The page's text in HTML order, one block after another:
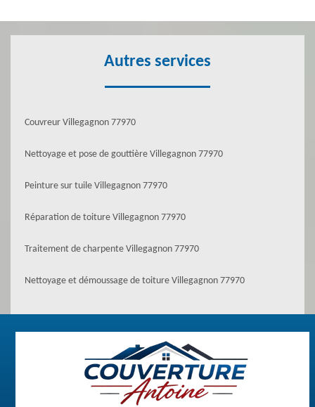
Autres services
Couvreur Villegagnon 77970
Nettoyage et pose de gouttière Villegagnon 77970
Peinture sur tuile Villegagnon 77970
Réparation de toiture Villegagnon 77970
Traitement de charpente Villegagnon 77970
Nettoyage et démoussage de toiture Villegagnon 77970